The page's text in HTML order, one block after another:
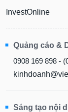
InvestOnline
Quảng cáo &
0908 169 898 -
Sáng tạo nội